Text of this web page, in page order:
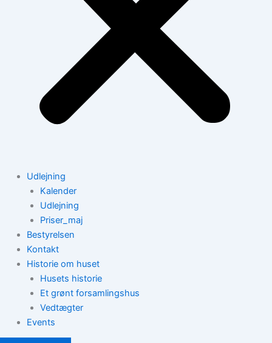
Udlejning
Kalender
Udlejning
Priser_maj
Bestyrelsen
Kontakt
Historie om huset
Husets historie
Et grønt forsamlingshus
Vedtægter
Events